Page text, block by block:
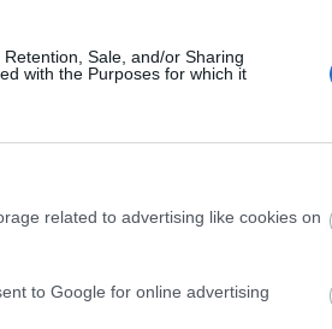
Sale, and/or Sharing
with the Purposes for which it
related to advertising like cookies on
to Google for online advertising
Forrás: Miskolci Nemzeti